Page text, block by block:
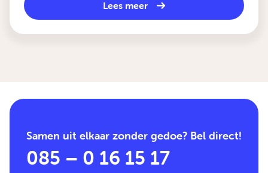
Lees meer
Samen uit elkaar zonder gedoe? Bel direct!
085 – 0 16 15 17